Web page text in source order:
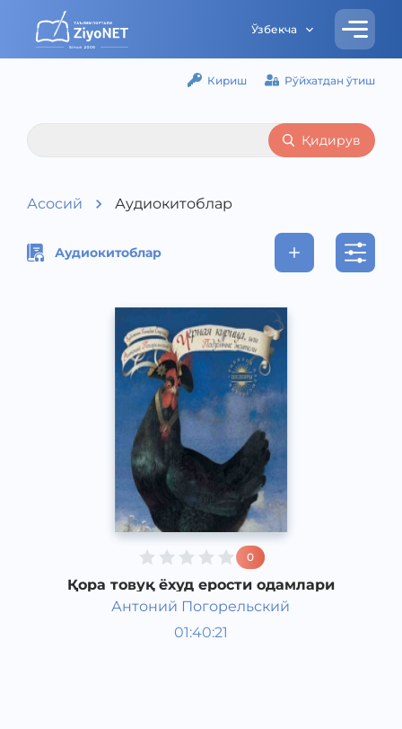
Ўзбекча
Кириш Рўйхатдан ўтиш
Қидирув
Асосий Аудиокитоблар
Аудиокитоблар
0
Қора товуқ ёхуд ерости одамлари
Антоний Погорельский
01:40:21
Жаҳон халқ эртаклари